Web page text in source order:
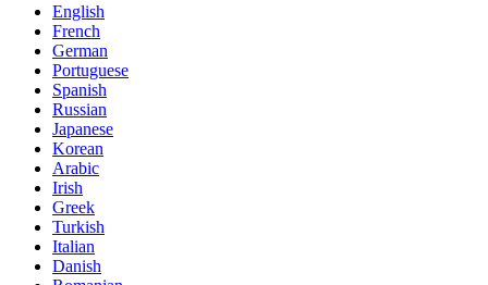
English
French
German
Portuguese
Spanish
Russian
Japanese
Korean
Arabic
Irish
Greek
Turkish
Italian
Danish